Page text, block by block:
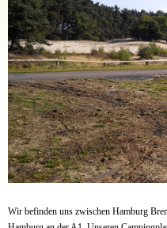
Wir befinden uns zwischen Hamburg